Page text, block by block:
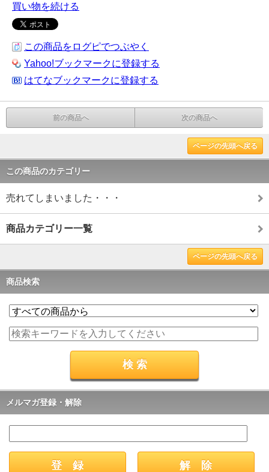
買い物を続ける
この商品をログピでつぶやく
Yahoo!ブックマークに登録する
はてなブックマークに登録する
前の商品へ 次の商品へ
ページの先頭へ戻る
この商品のカテゴリー
売れてしまいました・・・
商品カテゴリー一覧
ページの先頭へ戻る
商品検索
メルマガ登録・解除